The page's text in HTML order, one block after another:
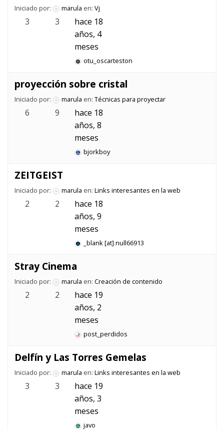
Iniciado por: marula en: Vj
3 3
hace 18
años, 4
meses
otu_oscarteston
proyección sobre cristal
Iniciado por: marula en: Técnicas para proyectar
6 9
hace 18
años, 8
meses
bjorkboy
ZEITGEIST
Iniciado por: marula en: Links interesantes en la web
2 2
hace 18
años, 9
meses
_blank [at] null66913
Stray Cinema
Iniciado por: marula en: Creación de contenido
2 2
hace 19
años, 2
meses
post_perdidos
Delfín y Las Torres Gemelas
Iniciado por: marula en: Links interesantes en la web
3 3
hace 19
años, 3
meses
javo